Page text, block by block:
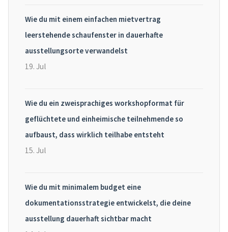
Wie du mit einem einfachen mietvertrag
leerstehende schaufenster in dauerhafte
ausstellungsorte verwandelst
19. Jul
Wie du ein zweisprachiges workshopformat für
geflüchtete und einheimische teilnehmende so
aufbaust, dass wirklich teilhabe entsteht
15. Jul
Wie du mit minimalem budget eine
dokumentationsstrategie entwickelst, die deine
ausstellung dauerhaft sichtbar macht